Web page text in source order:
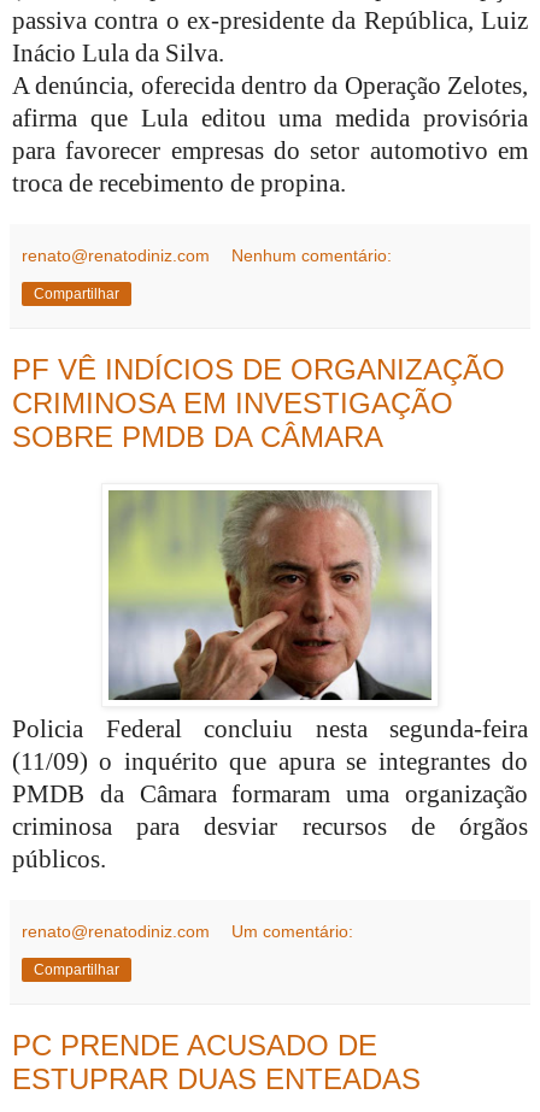
passiva contra o ex-presidente da República, Luiz
Inácio Lula da Silva.
A denúncia, oferecida dentro da Operação Zelotes,
afirma que Lula editou uma medida provisória
para favorecer empresas do setor automotivo em
troca de recebimento de propina.
renato@renatodiniz.com Nenhum comentário:
Compartilhar
PF VÊ INDÍCIOS DE ORGANIZAÇÃO
CRIMINOSA EM INVESTIGAÇÃO
SOBRE PMDB DA CÂMARA
Policia Federal concluiu nesta segunda-feira
(11/09) o inquérito que apura se integrantes do
PMDB da Câmara formaram uma organização
criminosa para desviar recursos de órgãos
públicos.
renato@renatodiniz.com Um comentário:
Compartilhar
PC PRENDE ACUSADO DE
ESTUPRAR DUAS ENTEADAS